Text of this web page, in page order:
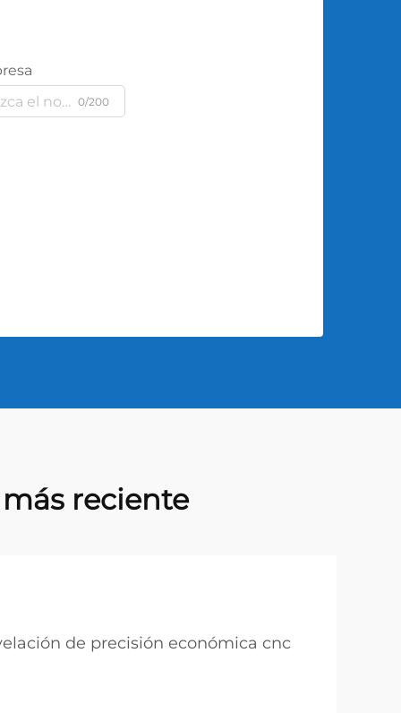
0/200
reciente
de precisión económica cnc